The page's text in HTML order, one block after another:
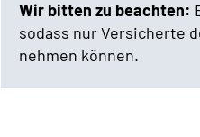
Wir bitten zu beachten:
sodass nur Versicherte
nehmen können.